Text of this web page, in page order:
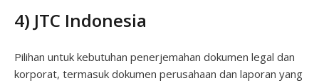
4) JTC Indonesia
Pilihan untuk kebutuhan penerjemahan dokumen legal dan
korporat, termasuk dokumen perusahaan dan laporan yang